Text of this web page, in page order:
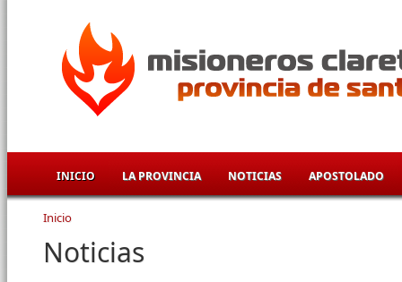
INICIO LA PROVINCIA NOTICIAS APOSTOLADO
Se encuentra usted aquí
Inicio
Noticias